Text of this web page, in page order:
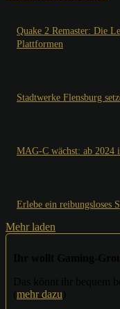
Quake 2 Remaster: Die
Plattformen
Stadtwerke Flensburg
MAG-C wächst: ab 2024
Erlebe ein reibungsloses
Mehr laden
mehr dazu